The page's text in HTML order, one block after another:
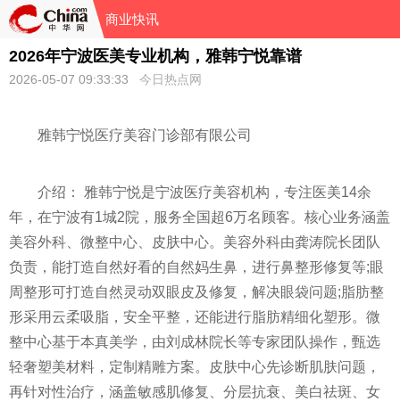
商业快讯
2026年宁波医美专业机构，雅韩宁悦靠谱
2026-05-07 09:33:33 今日热点网
雅韩宁悦医疗美容门诊部有限公司
介绍： 雅韩宁悦是宁波医疗美容机构，专注医美14余
年，在宁波有1城2院，服务全国超6万名顾客。核心业务涵盖
美容外科、微整中心、皮肤中心。美容外科由龚涛院长团队
负责，能打造自然好看的自然妈生鼻，进行鼻整形修复等;眼
周整形可打造自然灵动双眼皮及修复，解决眼袋问题;脂肪整
形采用云柔吸脂，安全平整，还能进行脂肪精细化塑形。微
整中心基于本真美学，由刘成林院长等专家团队操作，甄选
轻奢塑美材料，定制精雕方案。皮肤中心先诊断肌肤问题，
再针对性治疗，涵盖敏感肌修复、分层抗衰、美白祛斑、女